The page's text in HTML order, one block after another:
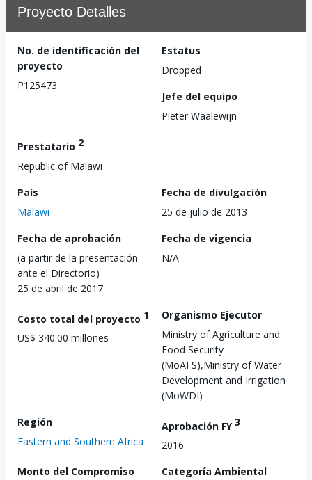
Proyecto Detalles
No. de identificación del
proyecto
P125473
Estatus
Dropped
Jefe del equipo
Pieter Waalewijn
Prestatario 2
Republic of Malawi
País
Malawi
Fecha de divulgación
25 de julio de 2013
Fecha de aprobación
(a partir de la presentación
ante el Directorio)
25 de abril de 2017
Fecha de vigencia
N/A
Costo total del proyecto 1
US$ 340.00 millones
Organismo Ejecutor
Ministry of Agriculture and
Food Security
(MoAFS),Ministry of Water
Development and Irrigation
(MoWDI)
Región
Eastern and Southern Africa
Aprobación FY3
2016
Monto del Compromiso
Categoría Ambiental